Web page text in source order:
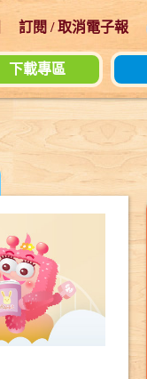
訂閱 / 取消電子報
下載專區